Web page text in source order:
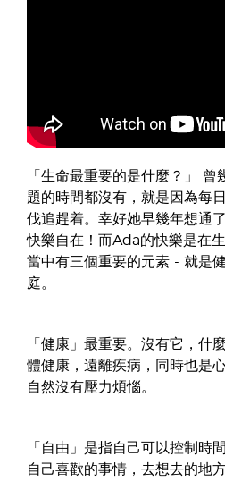
「生命最重要的是什麼？」
題的時間都沒有，就是因為每
伐追趕着。幸好她早幾年想通
快樂自在！而Ada的快樂是在
當中有三個重要的元素 - 就是
庭。
「健康」最重要。沒有它，什
體健康，遠離疾病，同時也是
自然沒有壓力煩惱。
「自由」是指自己可以控制時
自己喜歡的事情，去想去的地方